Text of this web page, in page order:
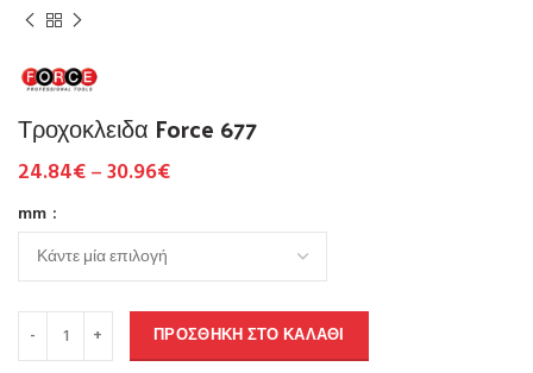
Τροχοκλειδα Force 677
24.84€–30.96€
mm
ΠΡΟΣΘΉΚΗ ΣΤΟ ΚΑΛΆΘΙ